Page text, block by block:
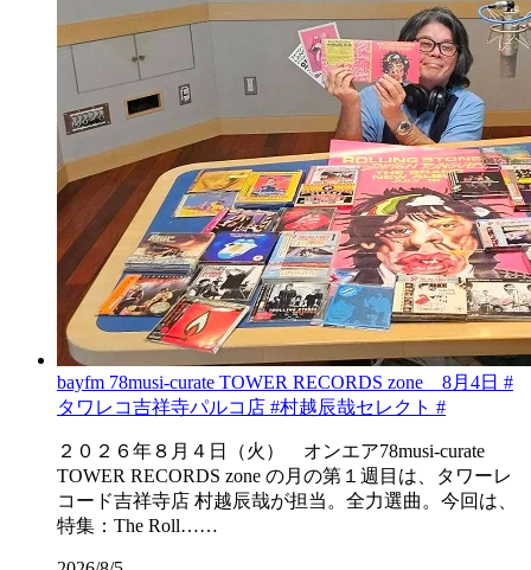
bayfm 78musi-curate TOWER RECORDS zone 8月4日 #
タワレコ吉祥寺パルコ店 #村越辰哉セレクト #
２０２６年８月４日（火） オンエア78musi-curate
TOWER RECORDS zone の月の第１週目は、タワーレ
コード吉祥寺店 村越辰哉が担当。全力選曲。今回は、
特集：The Roll……